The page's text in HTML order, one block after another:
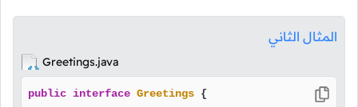
المثال الثاني
Greetings.java
public interface Greetings {